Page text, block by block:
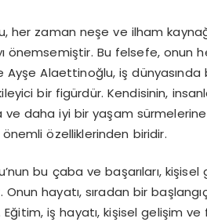
her zaman neşe ve ilham
önemsemiştir. Bu felsefe, onun
Alaettinoğlu, iş dünyasında
bir figürdür. Kendisinin,
daha iyi bir yaşam sürmelerine
özelliklerinden biridir.
bu çaba ve başarıları,
Onun hayatı, sıradan bir
iş hayatı, kişisel gelişim